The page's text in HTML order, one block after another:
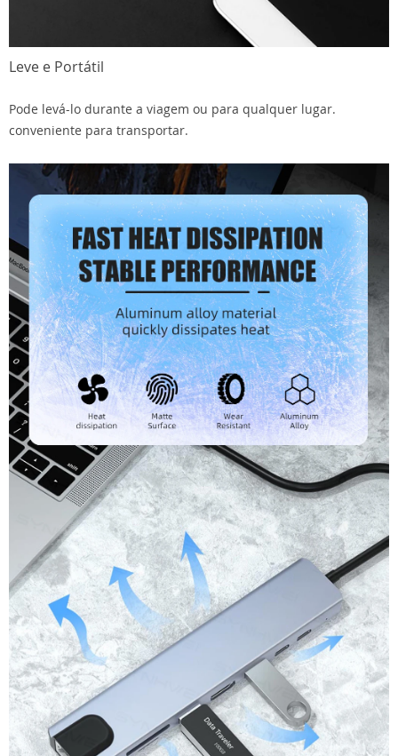
Leve e Portátil
Pode levá-lo durante a viagem ou para qualquer lugar.
conveniente para transportar.